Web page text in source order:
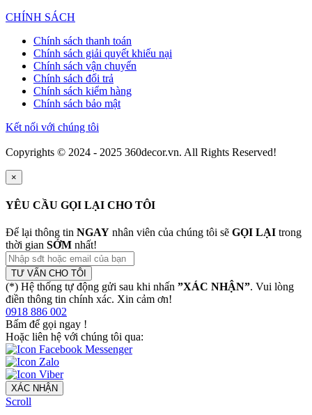
CHÍNH SÁCH
Chính sách thanh toán
Chính sách giải quyết khiếu nại
Chính sách vận chuyển
Chính sách đổi trả
Chính sách kiểm hàng
Chính sách bảo mật
Kết nối với chúng tôi
Copyrights © 2024 - 2025 360decor.vn. All Rights Reserved!
×
YÊU CẦU GỌI LẠI CHO TÔI
Để lại thông tin NGAY nhân viên của chúng tôi sẽ GỌI LẠI trong
thời gian SỚM nhất!
TƯ VẤN CHO TÔI
(*) Hệ thống tự động gửi sau khi nhấn ”XÁC NHẬN”. Vui lòng
điền thông tin chính xác. Xin cảm ơn!
0918 886 002
Bấm để gọi ngay !
Hoặc liên hệ với chúng tôi qua:
XÁC NHẬN
Scroll